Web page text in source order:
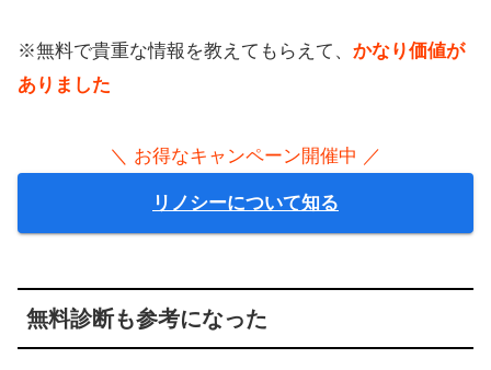
※無料で貴重な情報を教えてもらえて、 かなり価値が
ありました
＼ お得なキャンペーン開催中 ／
リノシーについて知る
無料診断も参考になった